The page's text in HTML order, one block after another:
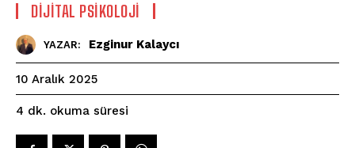
DIJITAL PSIKOLOJI
YAZAR: Ezginur Kalaycı
10 Aralık 2025
4 dk. okuma süresi